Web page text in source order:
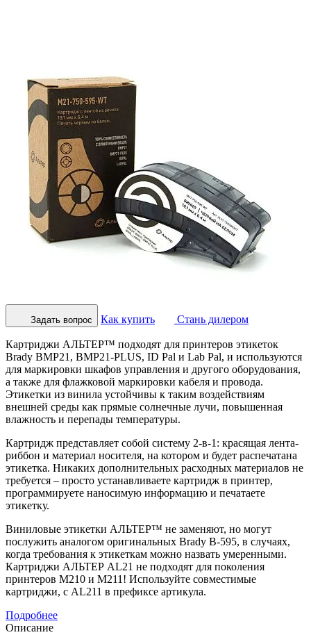
Задать вопрос Как купить Стань дилером
Картриджи АЛЬТЕР™ подходят для принтеров этикеток
Brady BMP21, BMP21-PLUS, ID Pal и Lab Pal, и используются
для маркировки шкафов управления и другого оборудования,
а также для флажковой маркировки кабеля и провода.
Этикетки из винила устойчивы к таким воздействиям
внешней среды как прямые солнечные лучи, повышенная
влажность и перепады температуры.
Картридж представляет собой систему 2-в-1: красящая лента-
риббон и материал носителя, на котором и будет распечатана
этикетка. Никаких дополнительных расходных материалов не
требуется – просто устанавливаете картридж в принтер,
программируете наносимую информацию и печатаете
этикетку.
Виниловые этикетки АЛЬТЕР™ не заменяют, но могут
послужить аналогом оригинальных Brady B-595, в случаях,
когда требования к этикеткам можно назвать умеренными.
Картриджи АЛЬТЕР AL21 не подходят для поколения
принтеров M210 и M211! Используйте совместимые
картриджи, с AL211 в префиксе артикула.
Подробнее
Описание